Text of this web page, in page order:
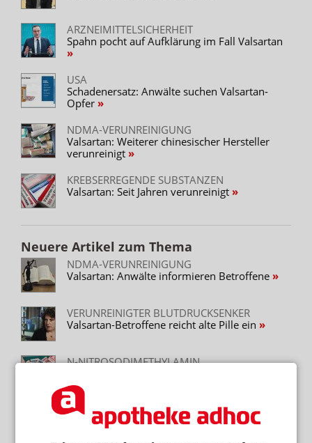
ARZNEIMITTELSICHERHEIT
Spahn pocht auf Aufklärung im Fall Valsartan
USA
Schadenersatz: Anwälte suchen Valsartan-
Opfer
NDMA-VERUNREINIGUNG
Valsartan: Weiterer chinesischer Hersteller
verunreinigt
KREBSERREGENDE SUBSTANZEN
Valsartan: Seit Jahren verunreinigt
Neuere Artikel zum Thema
NDMA-VERUNREINIGUNG
Valsartan: Anwälte informieren Betroffene
VERUNREINIGTER BLUTDRUCKSENKER
Valsartan-Betroffene reicht alte Pille ein
N-NITROSODIMETHYLAMIN
unbedenklich
VALSARTAN-VERUNREINIGUNG
„Man kann die Angst fast körperlich spüren“